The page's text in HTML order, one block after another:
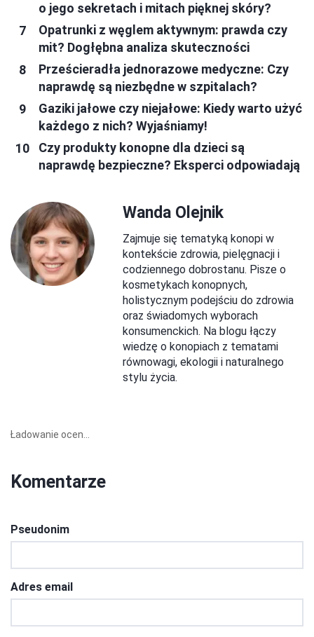
o jego sekretach i mitach pięknej skóry?
Opatrunki z węglem aktywnym: prawda czy
mit? Dogłębna analiza skuteczności
Prześcieradła jednorazowe medyczne: Czy
naprawdę są niezbędne w szpitalach?
Gaziki jałowe czy niejałowe: Kiedy warto użyć
każdego z nich? Wyjaśniamy!
Czy produkty konopne dla dzieci są
naprawdę bezpieczne? Eksperci odpowiadają
Wanda Olejnik
Zajmuje się tematyką konopi w
kontekście zdrowia, pielęgnacji i
codziennego dobrostanu. Pisze o
kosmetykach konopnych,
holistycznym podejściu do zdrowia
oraz świadomych wyborach
konsumenckich. Na blogu łączy
wiedzę o konopiach z tematami
równowagi, ekologii i naturalnego
stylu życia.
Ładowanie ocen...
Komentarze
Pseudonim
Adres email